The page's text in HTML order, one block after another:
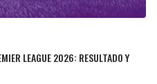
LEAGUE 2026: RESULTADO Y